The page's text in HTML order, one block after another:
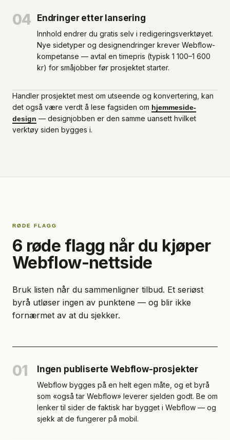
04 Endringer etter lansering
Innhold endrer du gratis selv i redigeringsverktøyet.
Nye sidetyper og designendringer krever Webflow-
kompetanse — avtal en timepris (typisk 1 100–1 600
kr) for småjobber før prosjektet starter.
Handler prosjektet mest om utseende og konvertering, kan
det også være verdt å lese fagsiden om hjemmeside-
design — designjobben er den samme uansett hvilket
verktøy siden bygges i.
RØDE FLAGG
6 røde flagg når du kjøper
Webflow-nettside
Bruk listen når du sammenligner tilbud. Et seriøst
byrå utløser ingen av punktene — og blir ikke
fornærmet av at du sjekker.
01 Ingen publiserte Webflow-prosjekter
Webflow bygges på en helt egen måte, og et byrå
som «også tar Webflow» leverer sjelden godt. Be om
lenker til sider de faktisk har bygget i Webflow — og
sjekk at de fungerer på mobil.